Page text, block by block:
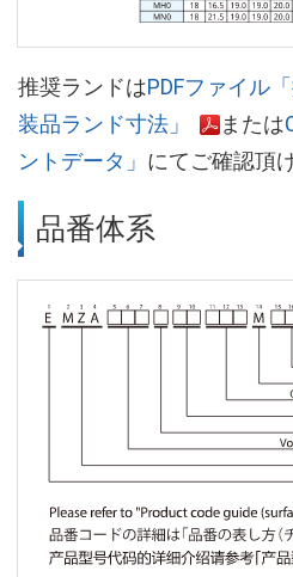
推奨ランドはPDFファイル
装品ランド寸法」
または
ントデータ」 にてご確認頂
品番体系